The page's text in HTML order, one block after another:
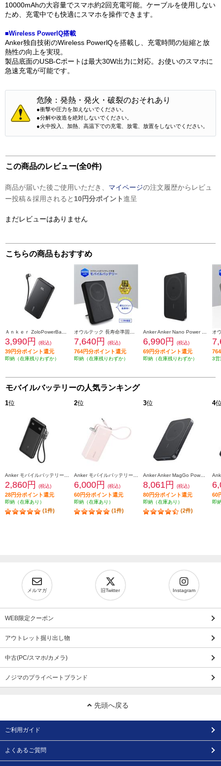
10000mAhの大容量でスマホ約2回充電可能。ケーブルを使用しない
ため、充電中でも快適にスマホを操作できます。
■Wireless PowerlQ搭載
Anker独自技術のWireless PowerlQを搭載し、充電時間の短縮と放
熱性の向上を実現。
製品底面のUSB-Cポートは最大30W出力に対応。お使いのスマホに
急速充電が可能です。
危険：発熱・発火・破裂のおそれあり
●衝撃や圧力を加えないでください。
●分解や改造を絶対しないでください。
●火中投入、加熱、高温下での充電、放電、放置をしないでください。
この商品のレビュー(全0件)
商品が届いた後ご使用いただき、 マイページの注文履歴からレビュ
ー投稿＆採用されると 10円分ポイント進呈
まだレビューはありません
こちらの商品もおすすめ
3,990円 (税込)
39円分ポイント還元
即納（在庫残りわずか）
7,640円 (税込)
764円分ポイント還元
即納（在庫残りわずか）
6,990円 (税込)
69円分ポイント還元
即納（在庫残りわずか） 3営
モバイルバッテリーの人気ランキング
1位
2,860円 (税込)
28円分ポイント還元
即納（在庫あり）
(1件)
2位
6,000円 (税込)
60円分ポイント還元
即納（在庫あり）
(1件)
3位
8,061円 (税込)
80円分ポイント還元
即納（在庫あり）
(2件)
4
60
即
メルマガ 旧Twitter Instagram
WEB限定クーポン
アウトレット掘り出し物
中古(PC/スマホ/カメラ)
ノジマのプライベートブランド
先頭へ戻る
ご利用ガイド
よくあるご質問